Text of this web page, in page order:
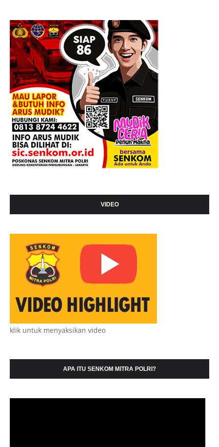
VIDEO
klik untuk menyaksikan video
APA ITU SENKOM MITRA POLRI?